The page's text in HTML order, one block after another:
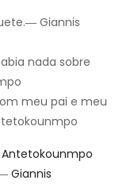
Giannis
nada sobre
meu pai e meu
Antetokounmpo
Giannis